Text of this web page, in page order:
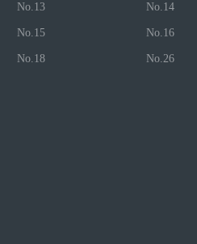
No.13 No.14
No.15 No.16
No.18 No.26